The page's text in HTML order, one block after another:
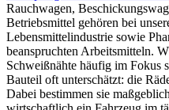
Rauchwagen,
Betriebsmittel gehören bei
Lebensmittelindustrie sowie
beanspruchten Arbeitsmitteln.
Schweißnähte häufig im Fokus
Bauteil oft unterschätzt: die
Dabei bestimmen sie